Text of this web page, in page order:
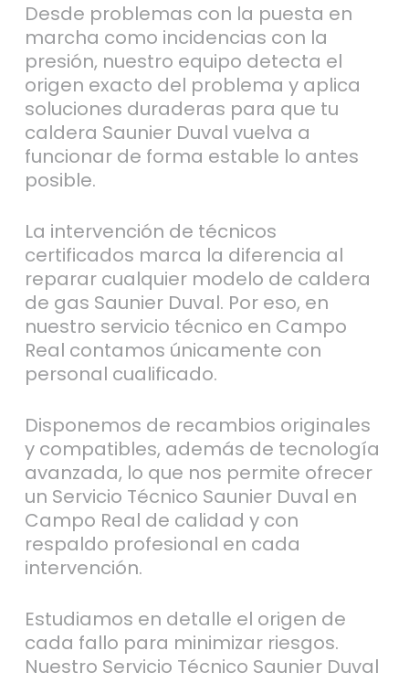
Desde problemas con la puesta en
marcha como incidencias con la
presión, nuestro equipo detecta el
origen exacto del problema y aplica
soluciones duraderas para que tu
caldera Saunier Duval vuelva a
funcionar de forma estable lo antes
posible.
La intervención de técnicos
certificados marca la diferencia al
reparar cualquier modelo de caldera
de gas Saunier Duval. Por eso, en
nuestro servicio técnico en Campo
Real contamos únicamente con
personal cualificado.
Disponemos de recambios originales
y compatibles, además de tecnología
avanzada, lo que nos permite ofrecer
un Servicio Técnico Saunier Duval en
Campo Real de calidad y con
respaldo profesional en cada
intervención.
Estudiamos en detalle el origen de
cada fallo para minimizar riesgos.
Nuestro Servicio Técnico Saunier Duval